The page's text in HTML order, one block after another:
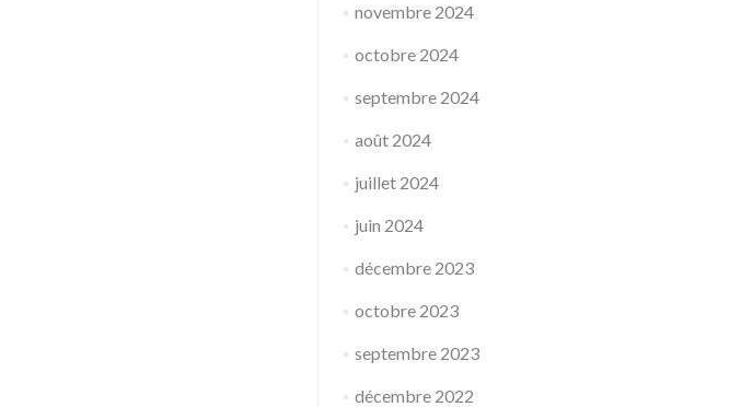
novembre 2024
octobre 2024
septembre 2024
août 2024
juillet 2024
juin 2024
décembre 2023
octobre 2023
septembre 2023
décembre 2022